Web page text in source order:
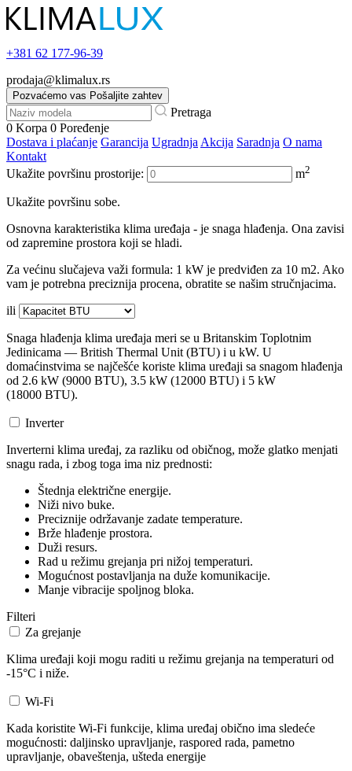
+381 62 177-96-39
prodaja@klimalux.rs
Pozvaćemo vas Pošaljite zahtev
Pretraga
0 Korpa 0 Poređenje
Dostava i plaćanje Garancija Ugradnja Akcija Saradnja O nama
Kontakt
Ukažite površinu prostorije:
m2
Ukažite površinu sobe.
Osnovna karakteristika klima uređaja - je snaga hlađenja. Ona zavisi
od zapremine prostora koji se hladi.
Za većinu slučajeva važi formula: 1 kW je predviđen za 10 m2. Ako
vam je potrebna preciznija procena, obratite se našim stručnjacima.
ili
Snaga hlađenja klima uređaja meri se u Britanskim Toplotnim
Jedinicama — British Thermal Unit (BTU) i u kW. U
domaćinstvima se najčešće koriste klima uređaji sa snagom hlađenja
od 2.6 kW (9000 BTU), 3.5 kW (12000 BTU) i 5 kW
(18000 BTU).
Inverter
Inverterni klima uređaj, za razliku od običnog, može glatko menjati
snagu rada, i zbog toga ima niz prednosti:
Štednja električne energije.
Niži nivo buke.
Preciznije održavanje zadate temperature.
Brže hlađenje prostora.
Duži resurs.
Rad u režimu grejanja pri nižoj temperaturi.
Mogućnost postavljanja na duže komunikacije.
Manje vibracije spoljnog bloka.
Filteri
Za grejanje
Klima uređaji koji mogu raditi u režimu grejanja na temperaturi od
-15°C i niže.
Wi-Fi
Kada koristite Wi-Fi funkcije, klima uređaj obično ima sledeće
mogućnosti: daljinsko upravljanje, raspored rada, pametno
upravljanje, obaveštenja, ušteda energije